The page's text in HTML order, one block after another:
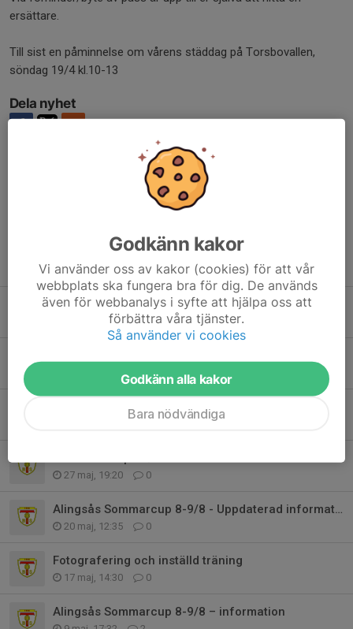
ersättare.
Till sist en påminnelse om vårens städdag på Torsbovallen,
söndag 19/4 kl.10-13
Dela nyhet
Tidigare nyheter
Kioskvecka
1 aug, 11:26 4
0
Åse Viste Cup - Spelschema och info
27 maj, 19:20 0
Alingsås Sommarcup 8-9/8 - Uppdaterad information
20 maj, 12:35 0
Fotografering och inställd träning
17 maj, 14:30 0
Alingsås Sommarcup 8-9/8 – information
Godkänn kakor
Vi använder oss av kakor (cookies) för att vår
webbplats ska fungera bra för dig. De används
även för webbanalys i syfte att hjälpa oss att
förbättra våra tjänster.
Så använder vi cookies
Godkänn alla kakor
Bara nödvändiga